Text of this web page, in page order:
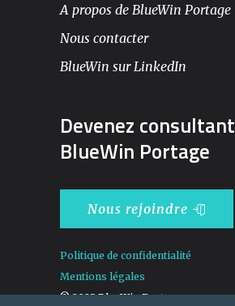
A propos de BlueWin Portage
Nous contacter
BlueWin sur LinkedIn
Devenez consultant
BlueWin Portage
Nous rejoindre
Politique de confidentialité
Mentions légales
© 2025 BlueWin Portage